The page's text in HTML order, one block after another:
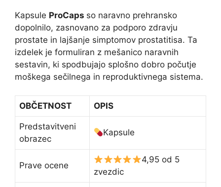
Kapsule ProCaps so naravno prehransko
dopolnilo, zasnovano za podporo zdravju
prostate in lajšanje simptomov prostatitisa. Ta
izdelek je formuliran z mešanico naravnih
sestavin, ki spodbujajo splošno dobro počutje
moškega sečilnega in reproduktivnega sistema.
OBČETNOST OPIS
Predstavitveni
obrazec
Kapsule
Prave ocene
4,95 od 5
zvezdic